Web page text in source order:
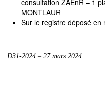
consultation ZAEnR – 1
MONTLAUR
Sur le registre déposé en
D31-2024 – 27 mars 2024